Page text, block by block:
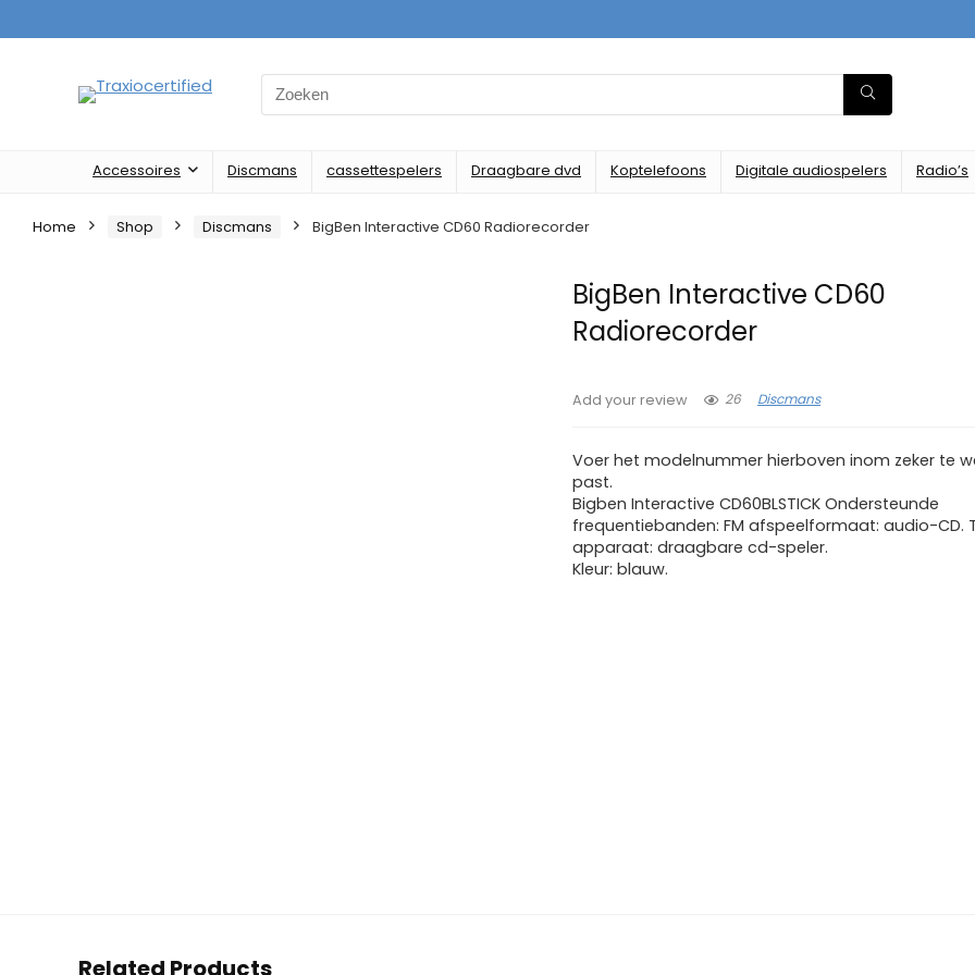
Search
for:
Accessoires Discmans cassettespelers Draagbare dvd Koptelefoons Digitale audiospelers Radio’s
Home Shop Discmans BigBen Interactive CD60 Radiorecorder
BigBen Interactive CD60
Radiorecorder
Add your review 26 Discmans
Voer het modelnummer hierboven inom zeker te
past.
Bigben Interactive CD60BLSTICK Ondersteunde
frequentiebanden: FM afspeelformaat: audio-CD.
apparaat: draagbare cd-speler.
Kleur: blauw.
Related Products